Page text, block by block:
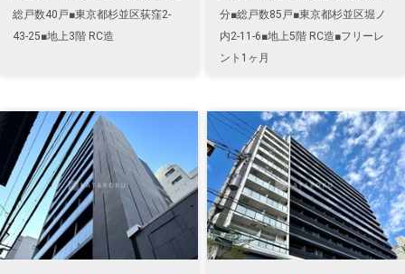
総戸数40戸■東京都杉並区荻窪2-
43-25■地上3階 RC造
分■総戸数85戸■東京都杉並区堀ノ
内2-11-6■地上5階 RC造■フリーレ
ント1ヶ月